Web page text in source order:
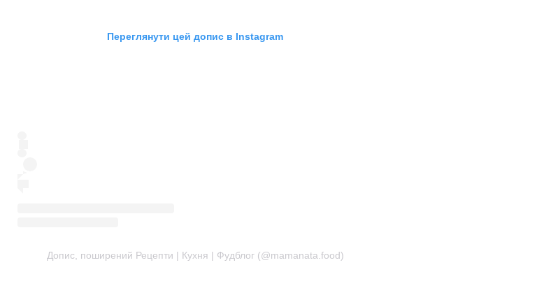
Переглянути цей допис в Instagram
Допис, поширений Рецепти | Кухня | Фудблог (@mamanata.food)